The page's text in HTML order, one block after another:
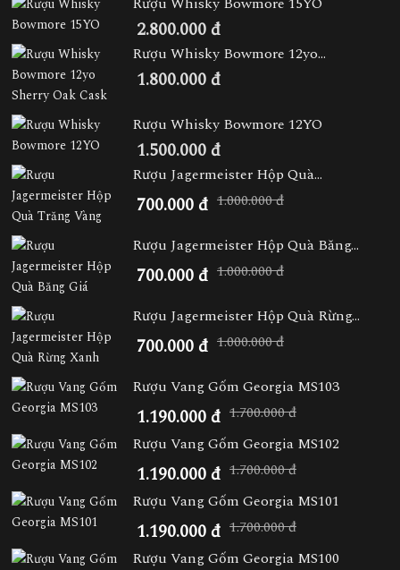
2.800.000 đ
Rượu Whisky Bowmore 12yo...
1.800.000 đ
Rượu Whisky Bowmore 12YO
1.500.000 đ
Rượu Jagermeister Hộp Quà...
700.000 đ 1.000.000 đ
Rượu Jagermeister Hộp Quà Băng...
700.000 đ 1.000.000 đ
Rượu Jagermeister Hộp Quà Rừng...
700.000 đ 1.000.000 đ
Rượu Vang Gốm Georgia MS103
1.190.000 đ 1.700.000 đ
Rượu Vang Gốm Georgia MS102
1.190.000 đ 1.700.000 đ
Rượu Vang Gốm Georgia MS101
1.190.000 đ 1.700.000 đ
Rượu Vang Gốm Georgia MS100